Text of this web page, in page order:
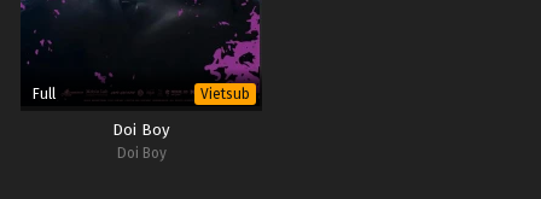
Full Vietsub
Doi Boy
Doi Boy